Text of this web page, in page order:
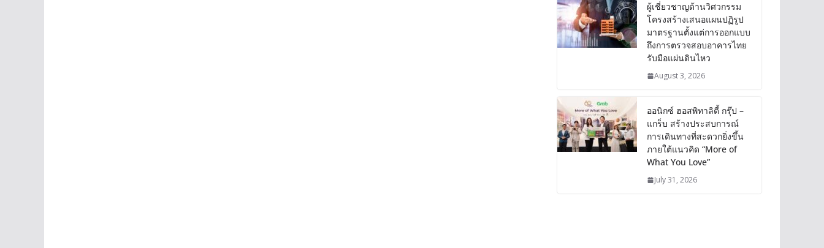
ผู้เชี่ยวชาญด้านวิศวกรรม
โครงสร้างเสนอแผนปฏิรูป
มาตรฐานตั้งแต่การออกแบบ
ถึงการตรวจสอบอาคารไทย
รับมือแผ่นดินไหว
August 3, 2026
ออนิกซ์ ฮอสพิทาลิตี้ กรุ๊ป –
แกร็บ สร้างประสบการณ์
การเดินทางที่สะดวกยิ่งขึ้น
ภายใต้แนวคิด “More of
What You Love”
July 31, 2026